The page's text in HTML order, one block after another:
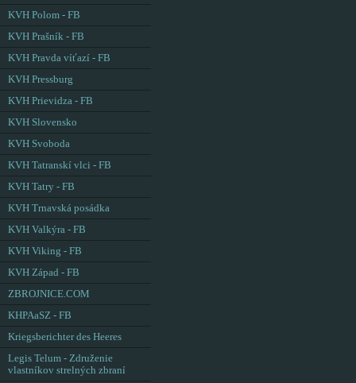
KVH Polom - FB
KVH Prašník - FB
KVH Pravda víťazí - FB
KVH Pressburg
KVH Prievidza - FB
KVH Slovensko
KVH Svoboda
KVH Tatranskí vlci - FB
KVH Tatry - FB
KVH Trnavská posádka
KVH Valkýra - FB
KVH Viking - FB
KVH Západ - FB
ZBROJNICE.COM
KHPAaSZ - FB
Kriegsberichter des Heeres
Legis Telum - Združenie
vlastníkov strelných zbraní